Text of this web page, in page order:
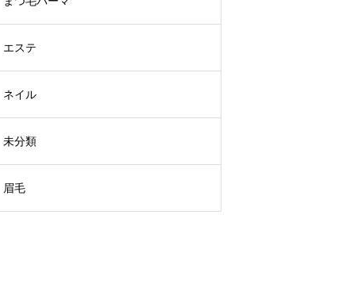
エステ
ネイル
未分類
眉毛